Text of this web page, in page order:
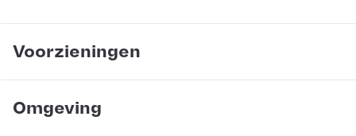
Voorzieningen
Omgeving